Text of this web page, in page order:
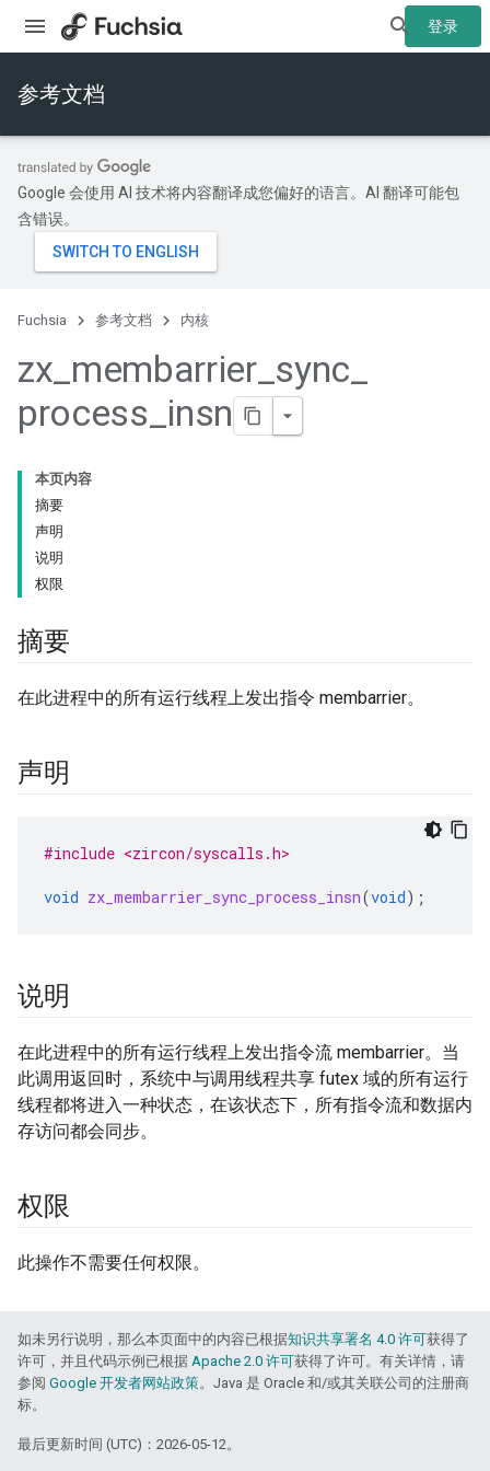
登录
参考文档
Google 会使用 AI 技术将内容翻译成您偏好的语言。AI 翻译可能包
含错误。
Fuchsia 参考文档 内核
zx_membarrier_sync_
process_insn
本页内容
摘要
声明
说明
权限
摘要
在此进程中的所有运行线程上发出指令 membarrier。
声明
#include <zircon/syscalls.h>
void zx_membarrier_sync_process_insn(void);
说明
在此进程中的所有运行线程上发出指令流 membarrier。当
此调用返回时，系统中与调用线程共享 futex 域的所有运行
线程都将进入一种状态，在该状态下，所有指令流和数据内
存访问都会同步。
权限
此操作不需要任何权限。
如未另行说明，那么本页面中的内容已根据知识共享署名 4.0 许可获得了
许可，并且代码示例已根据 Apache 2.0 许可获得了许可。有关详情，请
参阅 Google 开发者网站政策。Java 是 Oracle 和/或其关联公司的注册商
标。
最后更新时间 (UTC)：2026-05-12。